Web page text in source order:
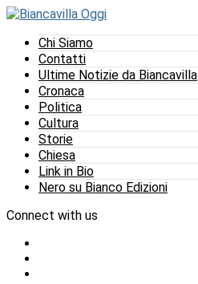
Chi Siamo
Contatti
Ultime Notizie da Biancavilla
Cronaca
Politica
Cultura
Storie
Chiesa
Link in Bio
Nero su Bianco Edizioni
Connect with us